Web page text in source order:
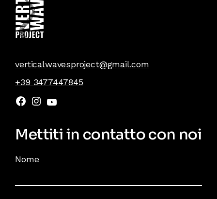
verticalwavesproject@gmail.com
+39 3477447845
Mettiti in contatto con noi
Nome